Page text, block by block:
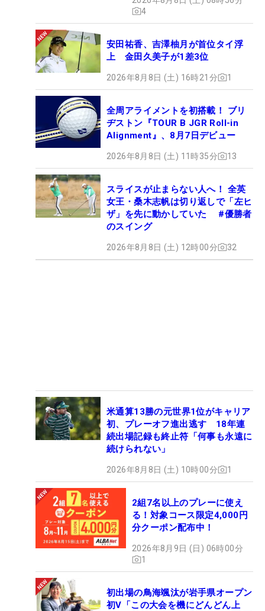
4
安田祐香、吉澤柚月が首位タイ浮
上 金田久美子が1差3位
2026年8月8日 (土) 16時21分 1
全周アライメントを初搭載！ ブリ
ヂストン『TOUR B JGR Roll-in
Alignment』、8月7日デビュー
2026年8月8日 (土) 11時35分 13
スライスが止まらない人へ！ 全英
女王・桑木志帆は切り返しで「左ヒ
ザ」を先に動かしていた #優勝者
のスイング
2026年8月8日 (土) 12時00分 32
米通算13勝の元世界1位がキャリア
初、プレーオフ進出逃す 18年連
続出場記録も終止符「何事も永遠に
続けられない」
2026年8月8日 (土) 10時00分 1
2組7名以上のプレーに使え
る！対象コース限定4,000円
分クーポン配布中！
2026年8月9日 (日) 06時00分
1
初出場の鳥海颯汰が岩手県オープン
初V「この大会を機にどんどん上